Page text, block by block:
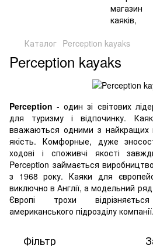
Каталог Perception kayaks
Perception kayaks
Perception - один зі світових
для туризму і відпочинку.
вважаються одними з найкращих
якість. Комфорные, дуже
ходові і споживчі якості
Perception займається
з 1968 року. Каяки для
виключно в Англії, а модельний
Європі трохи
американського підрозділу компанії.
Фільтр